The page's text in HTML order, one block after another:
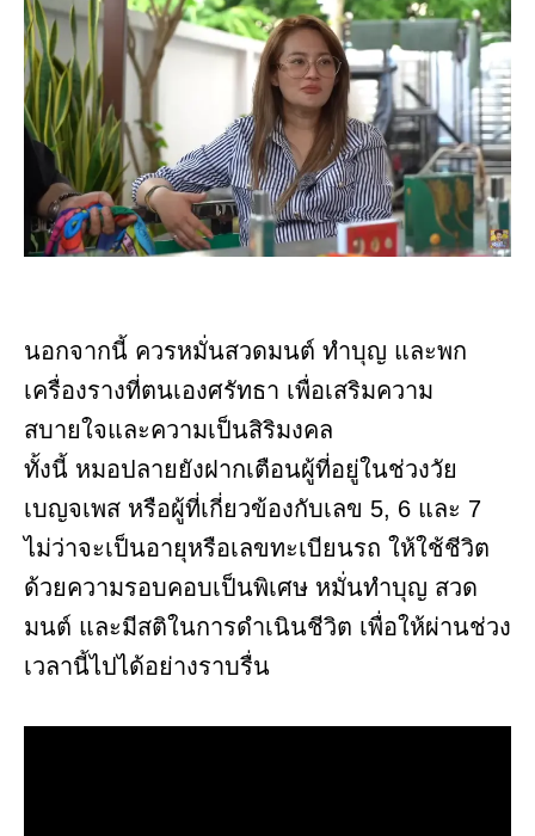
นอกจากนี้ ควรหมั่นสวดมนต์ ทำบุญ และพก
เครื่องรางที่ตนเองศรัทธา เพื่อเสริมความ
สบายใจและความเป็นสิริมงคล
ทั้งนี้ หมอปลายยังฝากเตือนผู้ที่อยู่ในช่วงวัย
เบญจเพส หรือผู้ที่เกี่ยวข้องกับเลข 5, 6 และ 7
ไม่ว่าจะเป็นอายุหรือเลขทะเบียนรถ ให้ใช้ชีวิต
ด้วยความรอบคอบเป็นพิเศษ หมั่นทำบุญ สวด
มนต์ และมีสติในการดำเนินชีวิต เพื่อให้ผ่านช่วง
เวลานี้ไปได้อย่างราบรื่น